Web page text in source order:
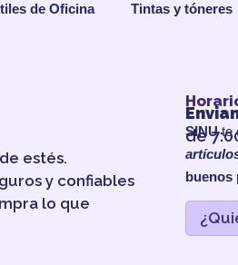
de Oficina Tintas y tóneres
estés.
y confiables
lo que
de
SINUte
buenos